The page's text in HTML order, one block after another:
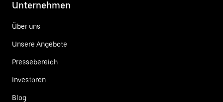
Unternehmen
Über uns
Unsere Angebote
Pressebereich
Investoren
Blog